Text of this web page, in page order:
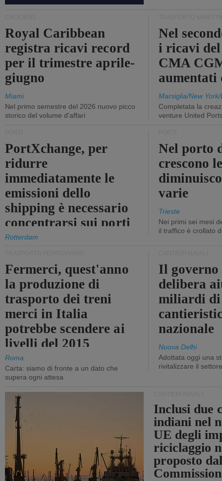
Royal Caribbean
registra ricavi record
per il trimestre aprile-
giugno
Miami
Nel primo semestre del 2026 nuovo picco
storico del volume d'affari
Nel
i ricavi
CMA
aumentati
Marsiglia/New
Completata la
venture United
PortXchange, per
ridurre
immediatamente le
emissioni dello
shipping è necessario
concentrarsi sui porti
Rotterdam
Nel porto
crescono
varie
Trieste
Nei primi sei mesi
il traffico è crollato
Fermerci, quest'anno
la produzione di
trasporto dei treni
merci in Italia
potrebbe scendere ai
livelli del 2015
Roma
Carta: siamo di fronte a un dato che
supera ogni attesa
Il
delibera
miliardi
nazionale
Nuova Delhi
Adottata oggi una
rivitalizzare il settore
Inclusi due
indiani nel
UE degli
riciclaggio
proposto